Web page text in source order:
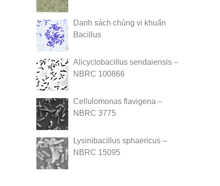
Danh sách chủng vi khuẩn
Bacillus
Alicyclobacillus sendaiensis –
NBRC 100866
Cellulomonas flavigena –
NBRC 3775
Lysinibacillus sphaericus –
NBRC 15095